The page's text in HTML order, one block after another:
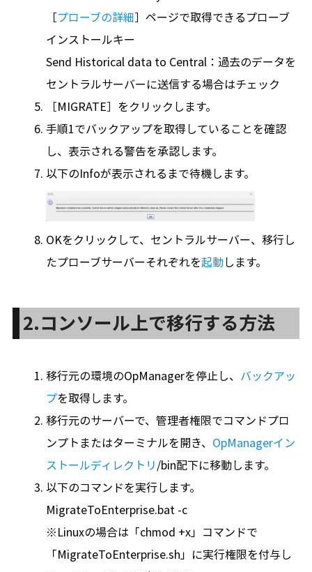
［プローブの詳細］ページで取得できるプローブ
インストールキー
Send Historical data to Central：過去のデータを
セントラルサーバーに送信する場合はチェック
［MIGRATE］をクリックします。
手順1でバックアップを取得していることを確認
し、表示される警告を承認します。
以下のInfoが表示されるまで待機します。
OKをクリックして、セントラルサーバー、移行し
たプローブサーバーそれぞれを起動します。
2.コンソール上で移行する方法
移行元の環境のOpManagerを停止し、 バックアッ
プを取得します。
移行元のサーバーで、管理者権限でコマンドプロ
ンプトまたはターミナルを開き、 OpManagerイン
ストールディレクトリ/bin配下に移動します。
以下のコマンドを実行します。
MigrateToEnterprise.bat -c
※Linuxの場合は「chmod +x」コマンドで
「MigrateToEnterprise.sh」に実行権限を付与し